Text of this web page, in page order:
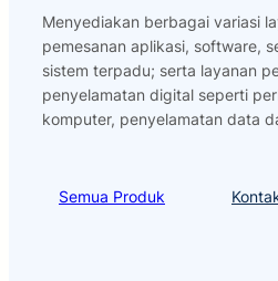
Menyediakan berbagai variasi
pemesanan aplikasi, software,
sistem terpadu; serta layanan
penyelamatan digital seperti
komputer, penyelamatan data
Semua Produk